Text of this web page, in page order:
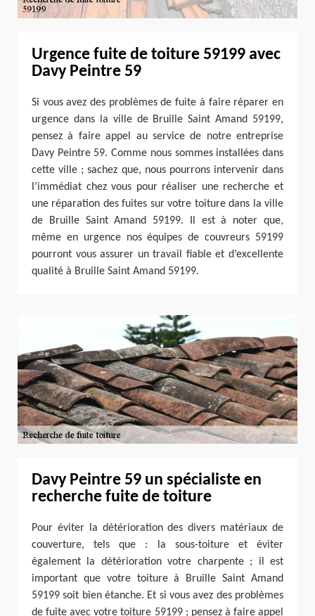
Urgence fuite de toiture 59199 avec
Davy Peintre 59
Si vous avez des problèmes de fuite à faire réparer en
urgence dans la ville de Bruille Saint Amand 59199,
pensez à faire appel au service de notre entreprise
Davy Peintre 59. Comme nous sommes installées dans
cette ville ; sachez que, nous pourrons intervenir dans
l’immédiat chez vous pour réaliser une recherche et
une réparation des fuites sur votre toiture dans la ville
de Bruille Saint Amand 59199. Il est à noter que,
même en urgence nos équipes de couvreurs 59199
pourront vous assurer un travail fiable et d’excellente
qualité à Bruille Saint Amand 59199.
Davy Peintre 59 un spécialiste en
recherche fuite de toiture
Pour éviter la détérioration des divers matériaux de
couverture, tels que : la sous-toiture et éviter
également la détérioration votre charpente ; il est
important que votre toiture à Bruille Saint Amand
59199 soit bien étanche. Et si vous avez des problèmes
de fuite avec votre toiture 59199 ; pensez à faire appel